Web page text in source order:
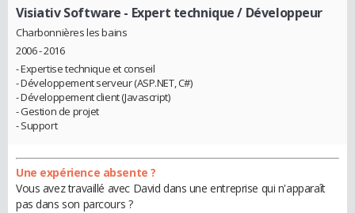
Visiativ Software - Expert technique / Développeur
Charbonnières les bains
2006 - 2016
- Expertise technique et conseil
- Développement serveur (ASP.NET, C#)
- Développement client (Javascript)
- Gestion de projet
- Support
Une expérience absente ?
Vous avez travaillé avec David dans une entreprise qui n'apparaît
pas dans son parcours ?